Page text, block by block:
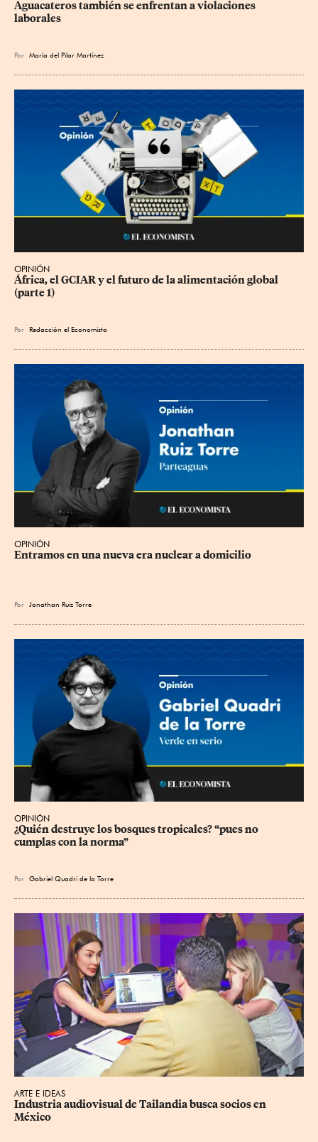
Aguacateros también se enfrentan a violaciones
laborales
Por María del Pilar Martínez
OPINIÓN
África, el GCIAR y el futuro de la alimentación global
(parte 1)
Por Redacción el Economista
OPINIÓN
Entramos en una nueva era nuclear a domicilio
Por Jonathan Ruiz Torre
OPINIÓN
¿Quién destruye los bosques tropicales? “pues no
cumplas con la norma”
Por Gabriel Quadri de la Torre
ARTE E IDEAS
Industria audiovisual de Tailandia busca socios en
México